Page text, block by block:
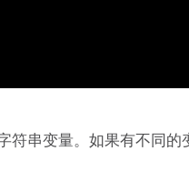
符串变量。如果有不同的